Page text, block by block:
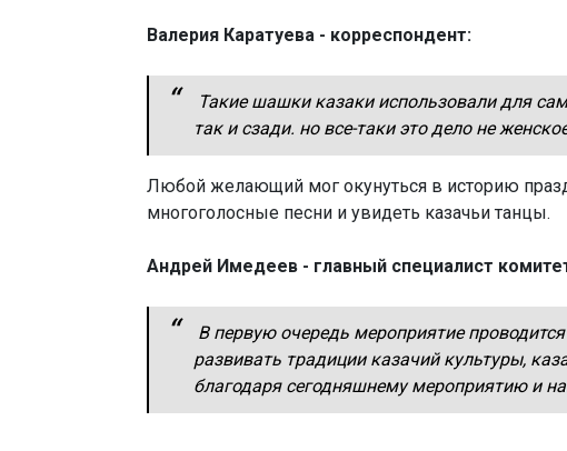
Валерия Каратуева - корреспондент:
Такие шашки казаки использовали для
так и сзади. но все-таки это дело не
Любой желающий мог окунуться в историю
многоголосные песни и увидеть казачьи танцы.
Андрей Имедеев - главный специалист
В первую очередь мероприятие
развивать традиции казачий культуры,
благодаря сегодняшнему мероприятию и